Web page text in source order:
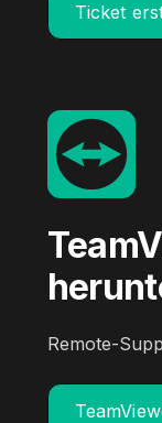
Ticket
Remote-